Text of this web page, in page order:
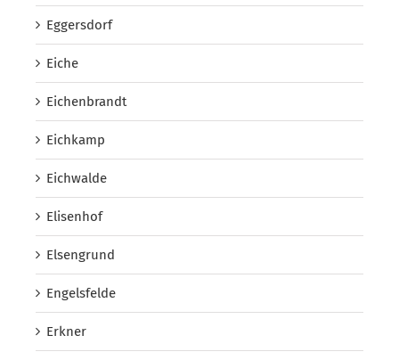
Eggersdorf
Eiche
Eichenbrandt
Eichkamp
Eichwalde
Elisenhof
Elsengrund
Engelsfelde
Erkner